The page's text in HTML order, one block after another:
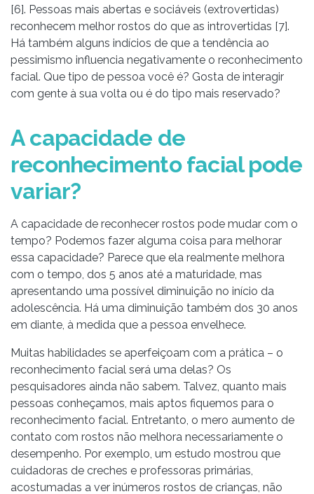
[6]. Pessoas mais abertas e sociáveis (extrovertidas)
reconhecem melhor rostos do que as introvertidas [7].
Há também alguns indícios de que a tendência ao
pessimismo influencia negativamente o reconhecimento
facial. Que tipo de pessoa você é? Gosta de interagir
com gente à sua volta ou é do tipo mais reservado?
A capacidade de
reconhecimento facial pode
variar?
A capacidade de reconhecer rostos pode mudar com o
tempo? Podemos fazer alguma coisa para melhorar
essa capacidade? Parece que ela realmente melhora
com o tempo, dos 5 anos até a maturidade, mas
apresentando uma possível diminuição no início da
adolescência. Há uma diminuição também dos 30 anos
em diante, à medida que a pessoa envelhece.
Muitas habilidades se aperfeiçoam com a prática – o
reconhecimento facial será uma delas? Os
pesquisadores ainda não sabem. Talvez, quanto mais
pessoas conheçamos, mais aptos fiquemos para o
reconhecimento facial. Entretanto, o mero aumento de
contato com rostos não melhora necessariamente o
desempenho. Por exemplo, um estudo mostrou que
cuidadoras de creches e professoras primárias,
acostumadas a ver inúmeros rostos de crianças, não